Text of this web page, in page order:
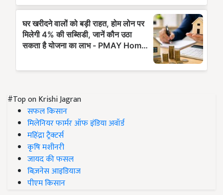
#Top on Krishi Jagran
सफल किसान
मिलेनियर फार्मर ऑफ इंडिया अवॉर्ड
महिंद्रा ट्रैक्टर्स
कृषि मशीनरी
जायद की फसल
बिज़नेस आइडियाज
पीएम किसान